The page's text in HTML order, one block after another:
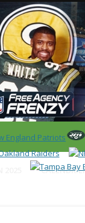
Américain (Foot US)